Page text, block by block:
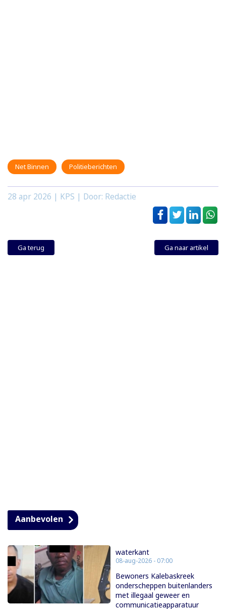
Net Binnen Politieberichten
28 apr 2026 | KPS | Door: Redactie
Ga terug Ga naar artikel
Aanbevolen
waterkant
08-aug-2026 - 07:00
Bewoners Kalebaskreek
onderscheppen buitenlanders
met illegaal geweer en
communicatieapparatuur